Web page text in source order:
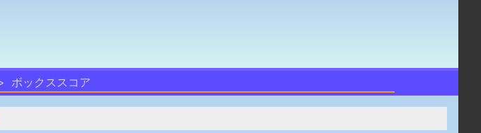
ボックススコア